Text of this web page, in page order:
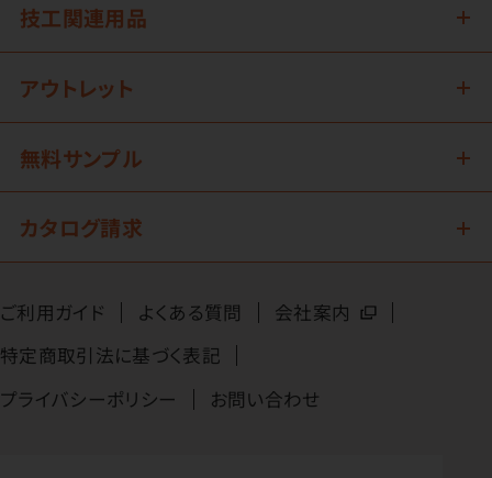
技工関連用品
アウトレット
無料サンプル
カタログ請求
ご利用ガイド よくある質問
会社案内
特定商取引法に基づく表記
プライバシーポリシー
お問い合わせ